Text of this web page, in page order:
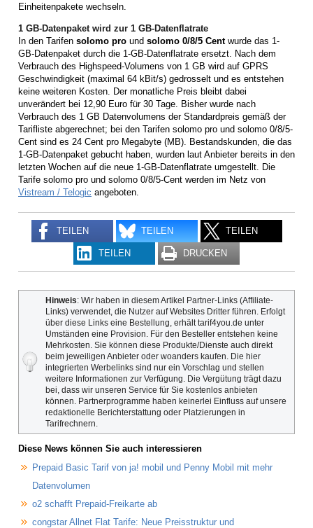
Einheitenpakete wechseln.
1 GB-Datenpaket wird zur 1 GB-Datenflatrate
In den Tarifen solomo pro und solomo 0/8/5 Centwurde das 1-
GB-Datenpaket durch die 1-GB-Datenflatrate ersetzt. Nach dem
Verbrauch des Highspeed-Volumens von 1 GB wird auf GPRS
Geschwindigkeit (maximal 64 kBit/s) gedrosselt und es entstehen
keine weiteren Kosten. Der monatliche Preis bleibt dabei
unverändert bei 12,90 Euro für 30 Tage. Bisher wurde nach
Verbrauch des 1 GB Datenvolumens der Standardpreis gemäß der
Tarifliste abgerechnet; bei den Tarifen solomo pro und solomo 0/8/5-
Cent sind es 24 Cent pro Megabyte (MB). Bestandskunden, die das
1-GB-Datenpaket gebucht haben, wurden laut Anbieter bereits in den
letzten Wochen auf die neue 1-GB-Datenflatrate umgestellt. Die
Tarife solomo pro und solomo 0/8/5-Cent werden im Netz von
Vistream / Telogic angeboten.
TEILEN TEILEN TEILEN
TEILEN DRUCKEN
Hinweis: Wir haben in diesem Artikel Partner-Links (Affiliate-
Links) verwendet, die Nutzer auf Websites Dritter führen. Erfolgt
über diese Links eine Bestellung, erhält tarif4you.de unter
Umständen eine Provision. Für den Besteller entstehen keine
Mehrkosten. Sie können diese Produkte/Dienste auch direkt
beim jeweiligen Anbieter oder woanders kaufen. Die hier
integrierten Werbelinks sind nur ein Vorschlag und stellen
weitere Informationen zur Verfügung. Die Vergütung trägt dazu
bei, dass wir unseren Service für Sie kostenlos anbieten
können. Partnerprogramme haben keinerlei Einfluss auf unsere
redaktionelle Berichterstattung oder Platzierungen in
Tarifrechnern.
Diese News können Sie auch interessieren
Prepaid Basic Tarif von ja! mobil und Penny Mobil mit mehr
Datenvolumen
o2 schafft Prepaid-Freikarte ab
congstar Allnet Flat Tarife: Neue Preisstruktur und